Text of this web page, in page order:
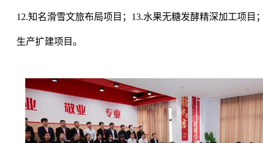
12.知名滑雪文旅布局项目；13.水果无糖发酵精深加工项目
生产扩建项目。